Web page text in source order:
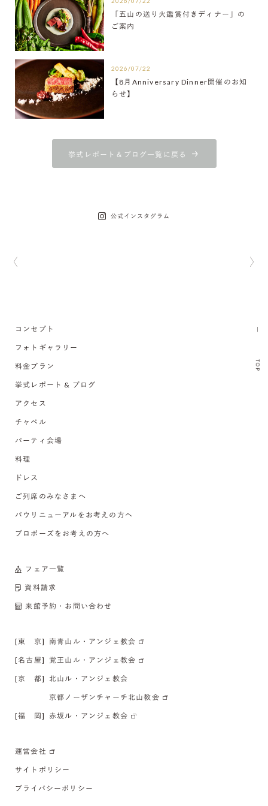
「五山の送り火鑑賞付きディナー」の
ご案内
2026/07/22
【8月Anniversary Dinner開催のお知
らせ】
挙式レポート＆ブログ一覧に戻る
公式インスタグラム
TOP
コンセプト
フォトギャラリー
料金プラン
挙式レポート & ブログ
アクセス
チャペル
パーティ会場
料理
ドレス
ご列席のみなさまへ
バウリニューアルをお考えの方へ
プロポーズをお考えの方へ
フェア一覧
資料請求
来館予約・お問い合わせ
[東 京] 南青山ル・アンジェ教会
[名古屋] 覚王山ル・アンジェ教会
[京 都] 北山ル・アンジェ教会
京都ノーザンチャーチ北山教会
[福 岡] 赤坂ル・アンジェ教会
運営会社
サイトポリシー
プライバシーポリシー